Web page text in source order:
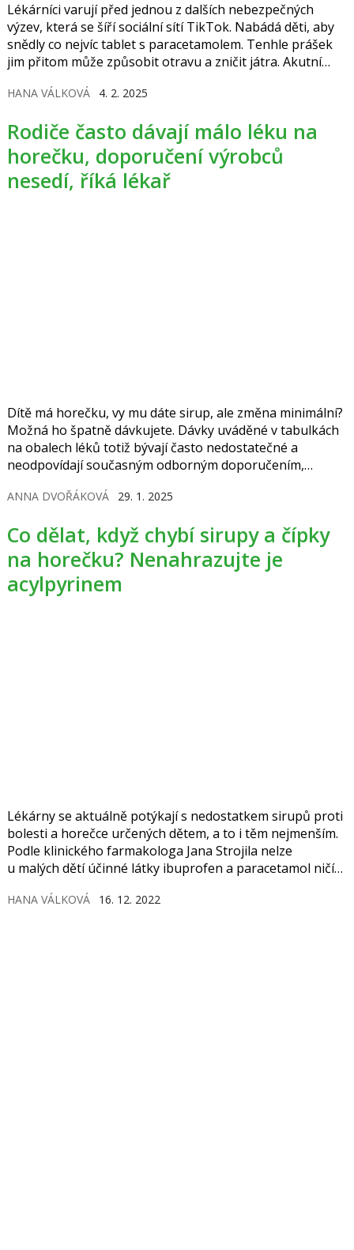
Lékárníci varují před jednou z dalších nebezpečných
výzev, která se šíří sociální sítí TikTok. Nabádá děti, aby
snědly co nejvíc tablet s paracetamolem. Tenhle prášek
jim přitom může způsobit otravu a zničit játra. Akutní
HANA VÁLKOVÁ 4. 2. 2025
Rodiče často dávají málo léku na
horečku, doporučení výrobců
nesedí, říká lékař
Dítě má horečku, vy mu dáte sirup, ale změna minimální?
Možná ho špatně dávkujete. Dávky uváděné v tabulkách
na obalech léků totiž bývají často nedostatečné a
neodpovídají současným odborným doporučením,
ANNA DVOŘÁKOVÁ 29. 1. 2025
Co dělat, když chybí sirupy a čípky
na horečku? Nenahrazujte je
acylpyrinem
Lékárny se aktuálně potýkají s nedostatkem sirupů proti
bolesti a horečce určených dětem, a to i těm nejmenším.
Podle klinického farmakologa Jana Strojila nelze
u malých dětí účinné látky ibuprofen a paracetamol ničím
acylpyrinu.
HANA VÁLKOVÁ 16. 12. 2022